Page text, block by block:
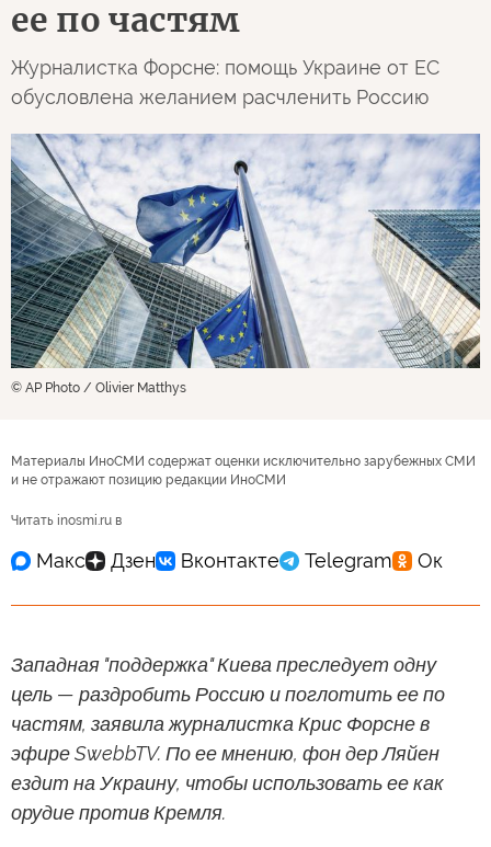
ее по частям
Журналистка Форсне: помощь Украине от ЕС
обусловлена желанием расчленить Россию
© AP Photo / Olivier Matthys
Материалы ИноСМИ содержат оценки исключительно зарубежных СМИ
и не отражают позицию редакции ИноСМИ
Читать inosmi.ru в
Западная "поддержка" Киева преследует одну
цель — раздробить Россию и поглотить ее по
частям, заявила журналистка Крис Форсне в
эфире SwebbTV. По ее мнению, фон дер Ляйен
ездит на Украину, чтобы использовать ее как
орудие против Кремля.